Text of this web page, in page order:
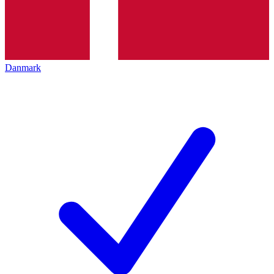
Danmark